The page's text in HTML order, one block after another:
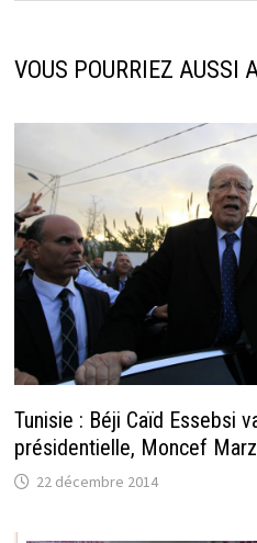
VOUS POURRIEZ AUSSI
Tunisie : Béji Caïd Essebsi
présidentielle, Moncef
22 décembre 2014